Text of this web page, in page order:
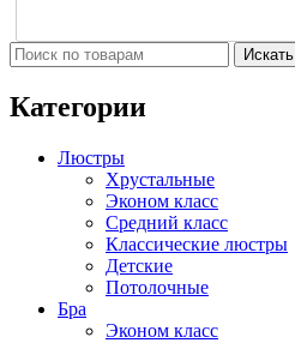
Искать
Категории
Люстры
Хрустальные
Эконом класс
Средний класс
Классические люстры
Детские
Потолочные
Бра
Эконом класс